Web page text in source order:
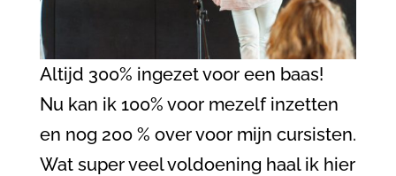
Altijd 300% ingezet voor een baas!
Nu kan ik 100% voor mezelf inzetten
en nog 200 % over voor mijn cursisten.
Wat super veel voldoening haal ik hier